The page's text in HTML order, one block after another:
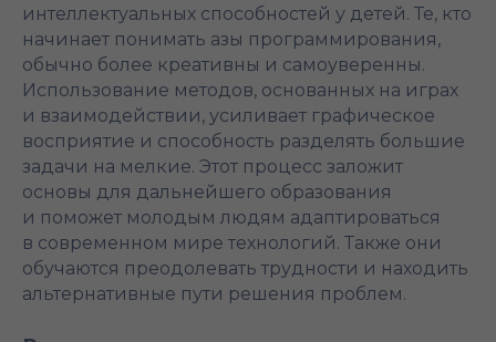
интеллектуальных способностей у детей. Те, кто
начинает понимать азы программирования,
обычно более креативны и самоуверенны.
Использование методов, основанных на играх
и взаимодействии, усиливает графическое
восприятие и способность разделять большие
задачи на мелкие. Этот процесс заложит
основы для дальнейшего образования
и поможет молодым людям адаптироваться
в современном мире технологий. Также они
обучаются преодолевать трудности и находить
альтернативные пути решения проблем.